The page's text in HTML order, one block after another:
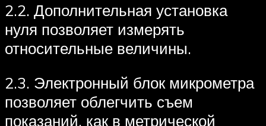
2.2. Дополнительная установка
нуля позволяет измерять
относительные величины.
2.3. Электронный блок микрометра
позволяет облегчить съем
показаний, как в метрической